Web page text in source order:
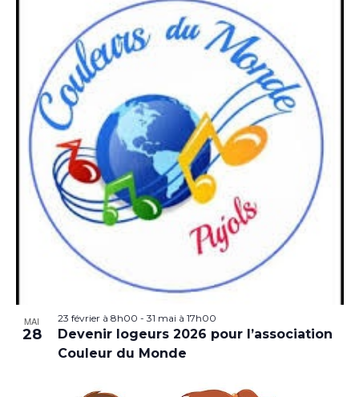
MAI
28
23 février à 8h00 - 31 mai à 17h00
Devenir logeurs 2026 pour l’association
Couleur du Monde